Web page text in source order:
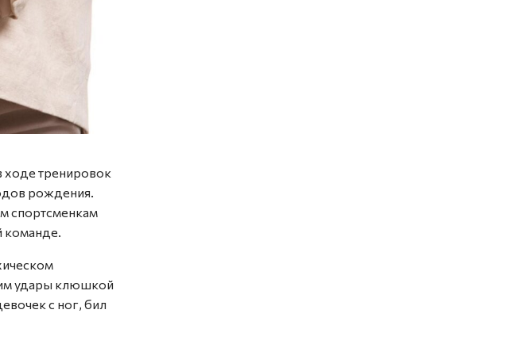
ходе тренировок
рождения.
спортсменкам
команде.
удары клюшкой
с ног, бил